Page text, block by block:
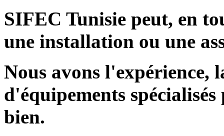
SIFEC Tunisie peut, en
une installation ou une
Nous avons l'expérience,
d'équipements
bien.